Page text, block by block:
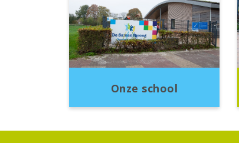
Onze school